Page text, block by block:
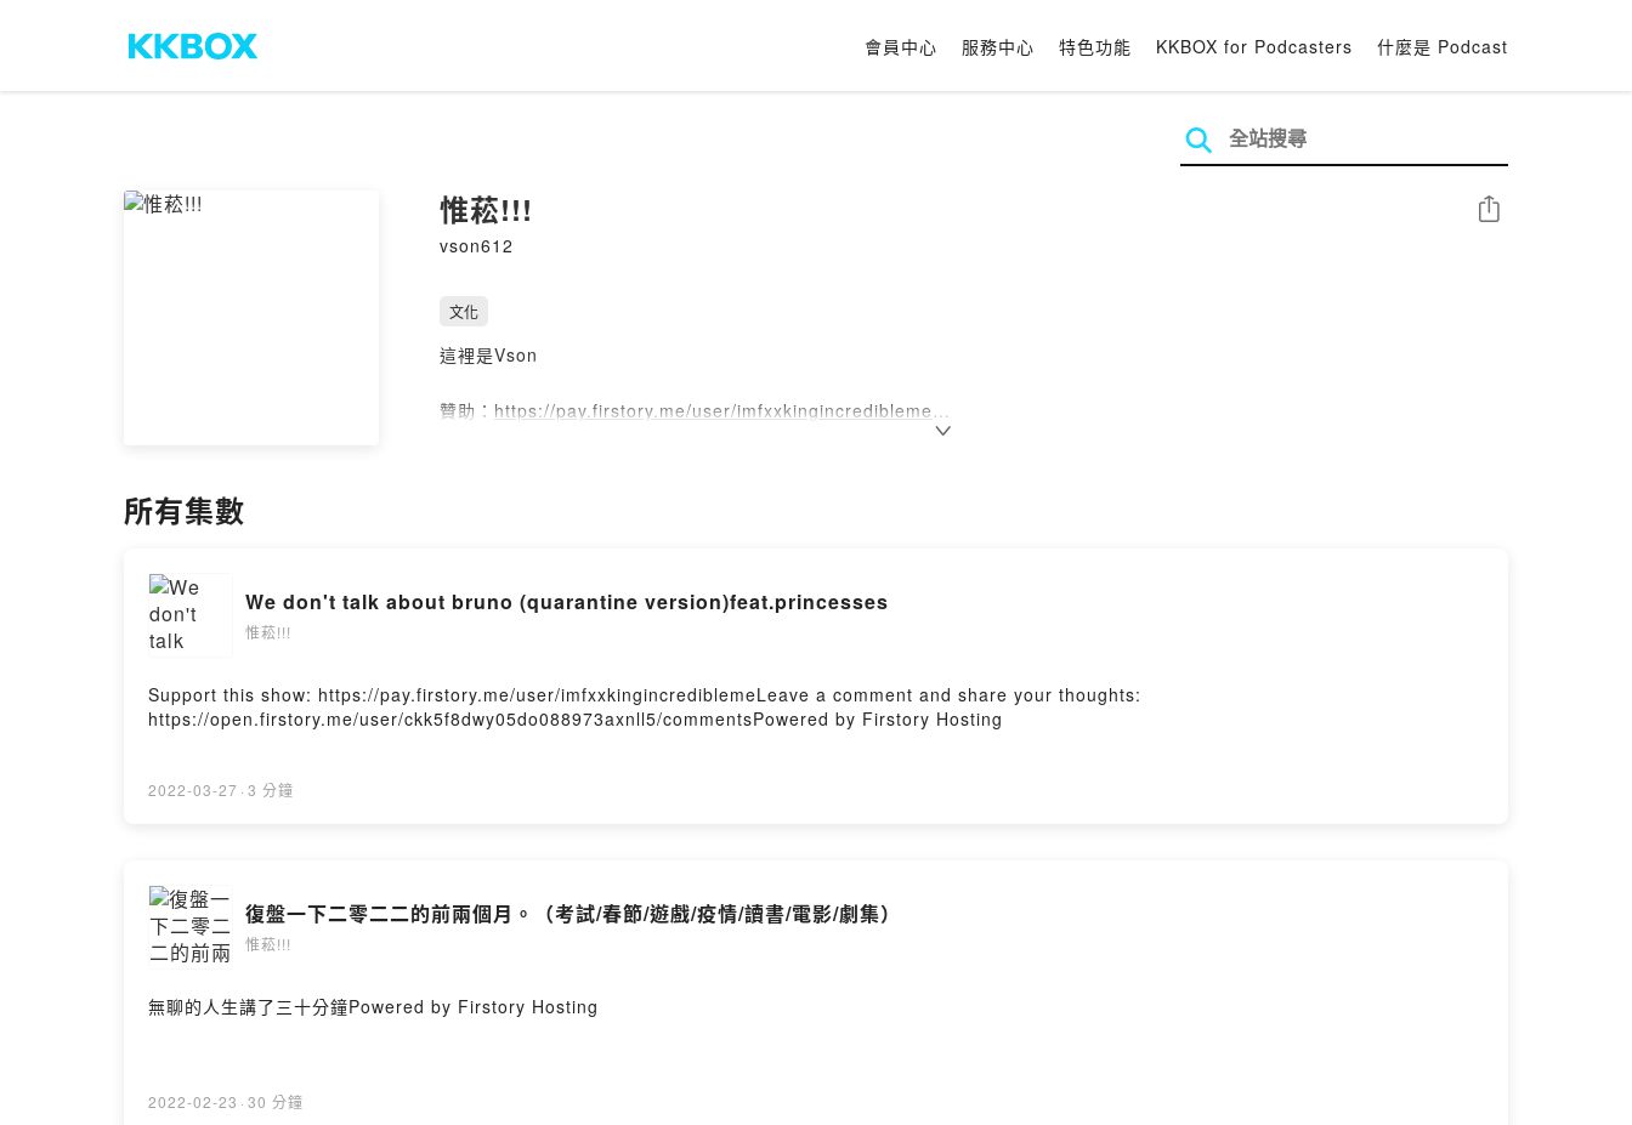
會員中心 服務中心 特色功能 KKBOX for Podcasters 什麼是 Podcast
惟菘!!!
vson612
分享
文化
這裡是Vson
贊助： https://pay.firstory.me/user/imfxxkingincredibleme
所有集數
We don't talk about bruno (quarantine version)feat.princesses
惟菘!!!
Support this show: https://pay.firstory.me/user/imfxxkingincrediblemeLeave a comment and share your thoughts:
https://open.firstory.me/user/ckk5f8dwy05do088973axnll5/commentsPowered by Firstory Hosting
2022-03-27 · 3 分鐘
復盤一下二零二二的前兩個月。（考試/春節/遊戲/疫情/讀書/電影/劇集）
惟菘!!!
無聊的人生講了三十分鐘Powered by Firstory Hosting
2022-02-23 · 30 分鐘